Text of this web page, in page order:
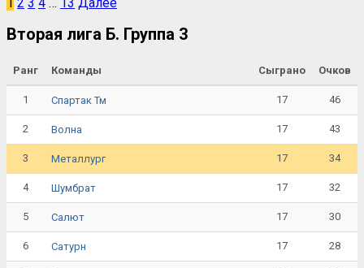
Вторая лига Б. Группа 3
Ранг Команды Сыграно Очков
1 Спартак Тм 17 46
2 Волна 17 43
3 Металлург 17 34
4 Шумбрат 17 32
5 Салют 17 30
6 Сатурн 17 28